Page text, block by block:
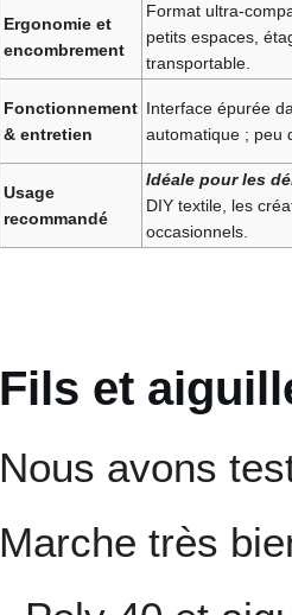
Ergonomie et
encombrement
Format ultra-
petits espaces,
transportable.
Fonctionnement
& entretien
Interface épurée
automatique ; peu
Usage
recommandé
Idéale pour les
DIY textile, les
occasionnels.
Fils et
Nous avons
Marche très